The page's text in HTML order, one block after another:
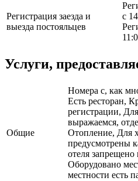
Регистрация заезда и
выезда постояльцев
с
Услуги,
Общие
Номера с, как
Есть ресторан,
регистрации,
выражаемся,
Отопление, Для
предусмотрены
отеля
Оборудовано
местности есть